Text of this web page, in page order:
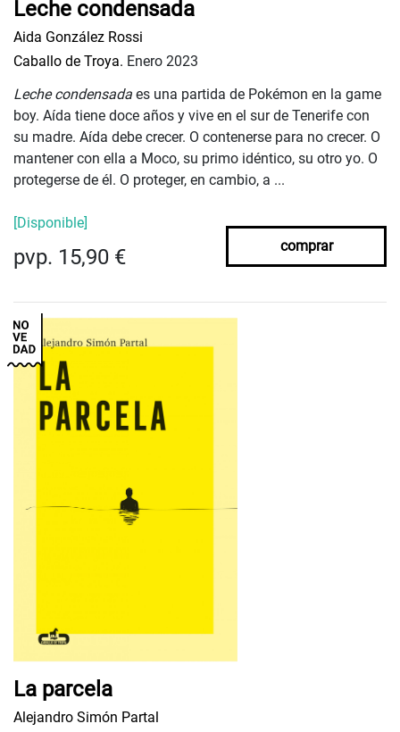
Leche condensada
Aida González Rossi
Caballo de Troya. Enero 2023
Leche condensada es una partida de Pokémon en la game
boy. Aída tiene doce años y vive en el sur de Tenerife con
su madre. Aída debe crecer. O contenerse para no crecer. O
mantener con ella a Moco, su primo idéntico, su otro yo. O
protegerse de él. O proteger, en cambio, a ...
[Disponible]
pvp. 15,90 € comprar
La parcela
Alejandro Simón Partal